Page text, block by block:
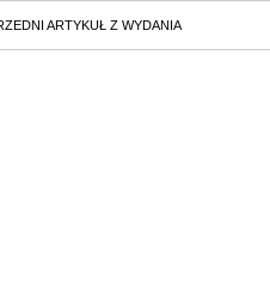
ARTYKUŁ Z WYDANIA